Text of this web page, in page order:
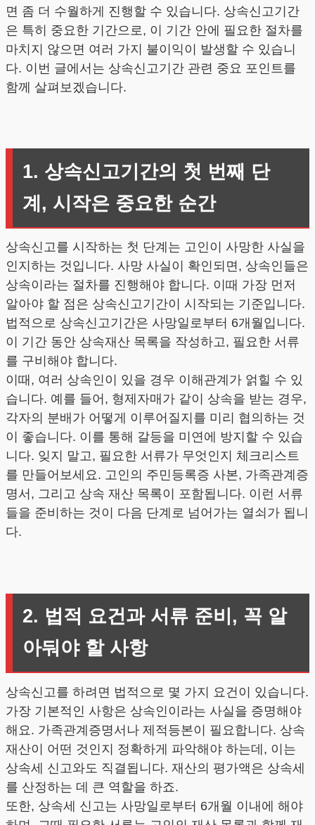
면 좀 더 수월하게 진행할 수 있습니다. 상속신고기간
은 특히 중요한 기간으로, 이 기간 안에 필요한 절차를
마치지 않으면 여러 가지 불이익이 발생할 수 있습니
다. 이번 글에서는 상속신고기간 관련 중요 포인트를
함께 살펴보겠습니다.
1. 상속신고기간의 첫 번째 단
계, 시작은 중요한 순간
상속신고를 시작하는 첫 단계는 고인이 사망한 사실을
인지하는 것입니다. 사망 사실이 확인되면, 상속인들은
상속이라는 절차를 진행해야 합니다. 이때 가장 먼저
알아야 할 점은 상속신고기간이 시작되는 기준입니다.
법적으로 상속신고기간은 사망일로부터 6개월입니다.
이 기간 동안 상속재산 목록을 작성하고, 필요한 서류
를 구비해야 합니다.
이때, 여러 상속인이 있을 경우 이해관계가 얽힐 수 있
습니다. 예를 들어, 형제자매가 같이 상속을 받는 경우,
각자의 분배가 어떻게 이루어질지를 미리 협의하는 것
이 좋습니다. 이를 통해 갈등을 미연에 방지할 수 있습
니다. 잊지 말고, 필요한 서류가 무엇인지 체크리스트
를 만들어보세요. 고인의 주민등록증 사본, 가족관계증
명서, 그리고 상속 재산 목록이 포함됩니다. 이런 서류
들을 준비하는 것이 다음 단계로 넘어가는 열쇠가 됩니
다.
2. 법적 요건과 서류 준비, 꼭 알
아둬야 할 사항
상속신고를 하려면 법적으로 몇 가지 요건이 있습니다.
가장 기본적인 사항은 상속인이라는 사실을 증명해야
해요. 가족관계증명서나 제적등본이 필요합니다. 상속
재산이 어떤 것인지 정확하게 파악해야 하는데, 이는
상속세 신고와도 직결됩니다. 재산의 평가액은 상속세
를 산정하는 데 큰 역할을 하죠.
또한, 상속세 신고는 사망일로부터 6개월 이내에 해야